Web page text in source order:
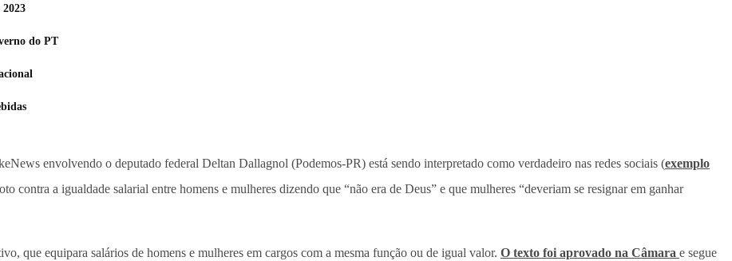
do PT
envolvendo o deputado federal Deltan Dallagnol (Podemos-PR) está sendo interpretado como verdadeiro nas redes sociais (exemplo
contra a igualdade salarial entre homens e mulheres dizendo que “não era de Deus” e que mulheres “deveriam se resignar em ganhar
que equipara salários de homens e mulheres em cargos com a mesma função ou de igual valor. O texto foi aprovado na Câmara e segue